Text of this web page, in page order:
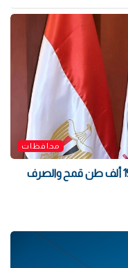
محافظات
سوهاج تكتسي بالذهب الأصفر.. توريد 190 ألف طن قمح والصرف